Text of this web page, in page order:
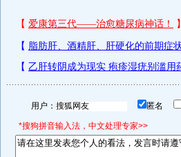
用户： 匿名
*搜狗拼音输入法，中文处理专家>>